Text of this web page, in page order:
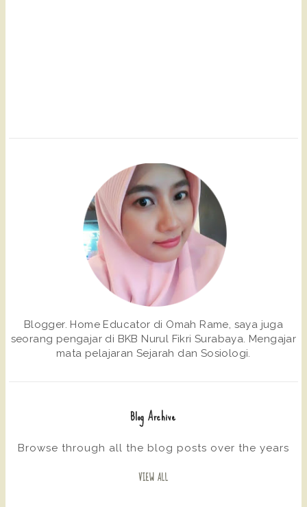
Blogger. Home Educator di Omah Rame, saya juga
seorang pengajar di BKB Nurul Fikri Surabaya. Mengajar
mata pelajaran Sejarah dan Sosiologi.
Blog Archive
Browse through all the blog posts over the years
VIEW ALL